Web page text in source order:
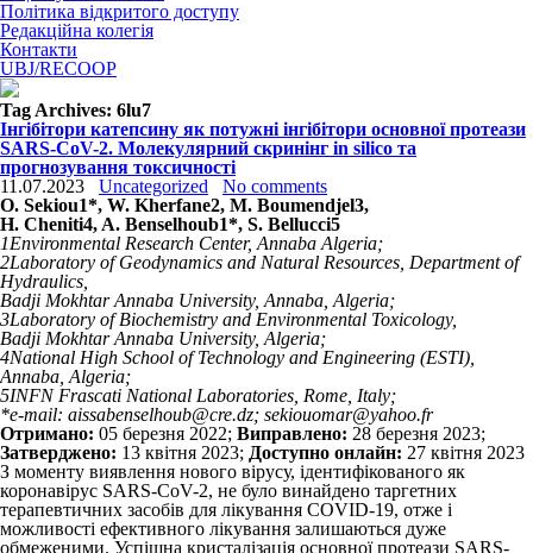
Політика відкритого доступу
Редакційна колегія
Контакти
UBJ/RECOOP
Tag Archives: 6lu7
Інгібітори катепсину як потужні інгібітори основної протеази
SARS-CoV-2. Молекулярний скринінг in silico та
прогнозування токсичності
11.07.2023
Uncategorized
No comments
O. Sekiou1*, W. Kherfane2, M. Boumendjel3,
H. Cheniti4, A. Benselhoub1*, S. Bellucci5
1Environmental Research Center, Annaba Algeria;
2Laboratory of Geodynamics and Natural Resources, Department of
Hydraulics,
Badji Mokhtar Annaba University, Annaba, Algeria;
3Laboratory of Biochemistry and Environmental Toxicology,
Badji Mokhtar Annaba University, Algeria;
4National High School of Technology and Engineering (ESTI),
Annaba, Algeria;
5INFN Frascati National Laboratories, Rome, Italy;
*e-mail: aissabenselhoub@cre.dz; sekiouomar@yahoo.fr
Отримано: 05 березня 2022; Виправлено: 28 березня 2023;
Затверджено: 13 квітня 2023; Доступно онлайн: 27 квітня 2023
З моменту виявлення нового вірусу, ідентифікованого як
коронавірус SARS-CoV-2, не було винайдено таргетних
терапевтичних засобів для лікування COVID-19, отже і
можливості ефективного лікування залишаються дуже
обмеженими. Успішна кристалізація основної протеази SARS-